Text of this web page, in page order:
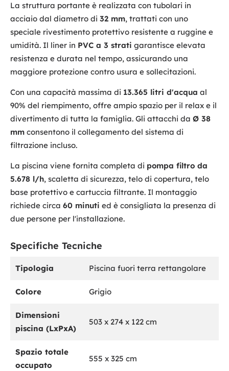
La struttura portante è realizzata con tubolari in
acciaio dal diametro di 32 mm, trattati con uno
speciale rivestimento protettivo resistente a ruggine e
umidità. Il liner in PVC a 3 strati garantisce elevata
resistenza e durata nel tempo, assicurando una
maggiore protezione contro usura e sollecitazioni.
Con una capacità massima di 13.365 litri d'acqua al
90% del riempimento, offre ampio spazio per il relax e il
divertimento di tutta la famiglia. Gli attacchi da Ø 38
mm consentono il collegamento del sistema di
filtrazione incluso.
La piscina viene fornita completa di pompa filtro da
5.678 l/h, scaletta di sicurezza, telo di copertura, telo
base protettivo e cartuccia filtrante. Il montaggio
richiede circa 60 minuti ed è consigliata la presenza di
due persone per l'installazione.
Specifiche Tecniche
Tipologia Piscina fuori terra rettangolare
Colore Grigio
Dimensioni
piscina (LxPxA)
503 x 274 x 122 cm
Spazio totale
occupato
555 x 325 cm